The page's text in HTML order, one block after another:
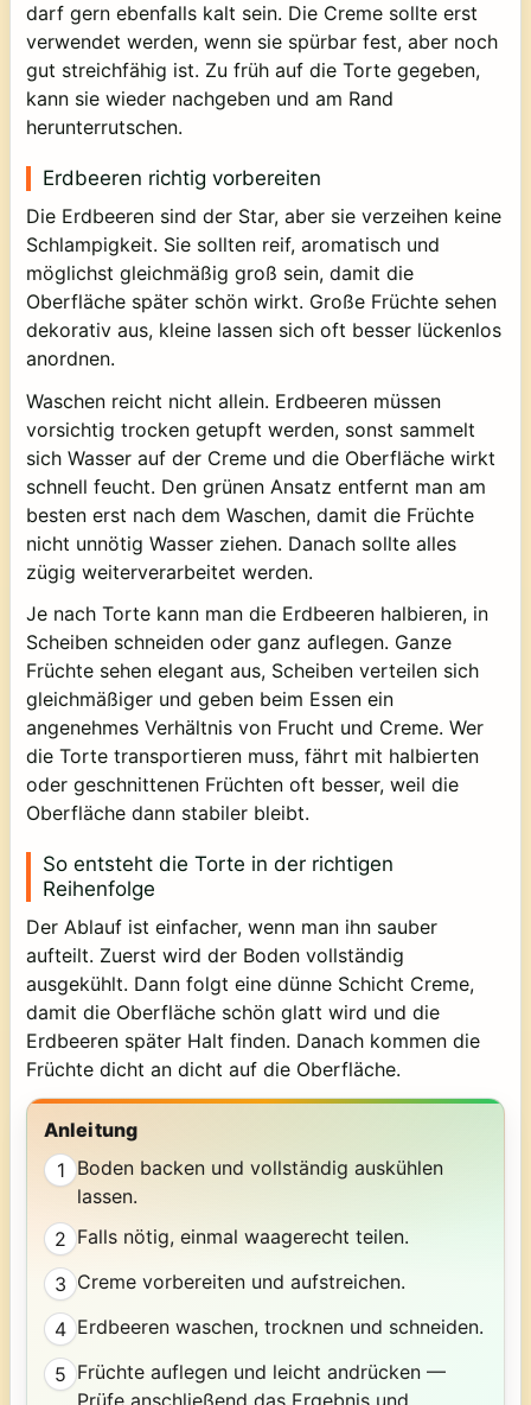
darf gern ebenfalls kalt sein. Die Creme sollte erst
verwendet werden, wenn sie spürbar fest, aber noch
gut streichfähig ist. Zu früh auf die Torte gegeben,
kann sie wieder nachgeben und am Rand
herunterrutschen.
Erdbeeren richtig vorbereiten
Die Erdbeeren sind der Star, aber sie verzeihen keine
Schlampigkeit. Sie sollten reif, aromatisch und
möglichst gleichmäßig groß sein, damit die
Oberfläche später schön wirkt. Große Früchte sehen
dekorativ aus, kleine lassen sich oft besser lückenlos
anordnen.
Waschen reicht nicht allein. Erdbeeren müssen
vorsichtig trocken getupft werden, sonst sammelt
sich Wasser auf der Creme und die Oberfläche wirkt
schnell feucht. Den grünen Ansatz entfernt man am
besten erst nach dem Waschen, damit die Früchte
nicht unnötig Wasser ziehen. Danach sollte alles
zügig weiterverarbeitet werden.
Je nach Torte kann man die Erdbeeren halbieren, in
Scheiben schneiden oder ganz auflegen. Ganze
Früchte sehen elegant aus, Scheiben verteilen sich
gleichmäßiger und geben beim Essen ein
angenehmes Verhältnis von Frucht und Creme. Wer
die Torte transportieren muss, fährt mit halbierten
oder geschnittenen Früchten oft besser, weil die
Oberfläche dann stabiler bleibt.
So entsteht die Torte in der richtigen
Reihenfolge
Der Ablauf ist einfacher, wenn man ihn sauber
aufteilt. Zuerst wird der Boden vollständig
ausgekühlt. Dann folgt eine dünne Schicht Creme,
damit die Oberfläche schön glatt wird und die
Erdbeeren später Halt finden. Danach kommen die
Früchte dicht an dicht auf die Oberfläche.
Anleitung
1 Boden backen und vollständig auskühlen
lassen.
2 Falls nötig, einmal waagerecht teilen.
3 Creme vorbereiten und aufstreichen.
4 Erdbeeren waschen, trocknen und schneiden.
5 Früchte auflegen und leicht andrücken —
Prüfe anschließend das Ergebnis und